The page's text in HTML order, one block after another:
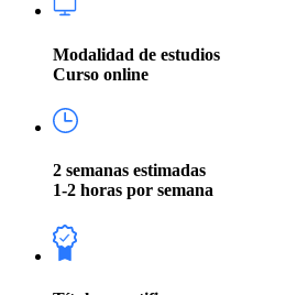
Modalidad de estudios
Curso online
2 semanas estimadas
1-2 horas por semana